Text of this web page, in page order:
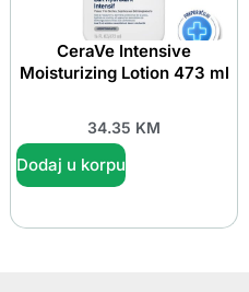
CeraVe Intensive
Moisturizing Lotion 473 ml
34.35 KM
Dodaj u korpu